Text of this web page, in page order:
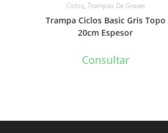
Ciclos, Trampas De Graves
Trampa Ciclos Basic Gris Topo
20cm Espesor
Consultar